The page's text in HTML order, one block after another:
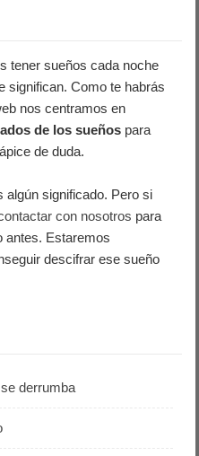
tener sueños cada noche
significan. Como te habrás
nos centramos en
de los sueños para
de duda.
algún significado. Pero si
con nosotros para
antes. Estaremos
descifrar ese sueño
derrumba